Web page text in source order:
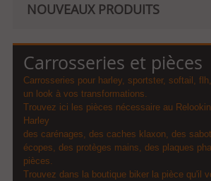
NOUVEAUX PRODUITS
Carrosseries et pièces
Carrosseries pour harley, sportster, softail,
un look à vos transformations.
Trouvez ici les pièces nécessaire au
Harley
des carénages, des caches klaxon, des
écopes, des protèges mains, des plaques
pièces.
Trouvez dans la boutique biker la pièce qu'il